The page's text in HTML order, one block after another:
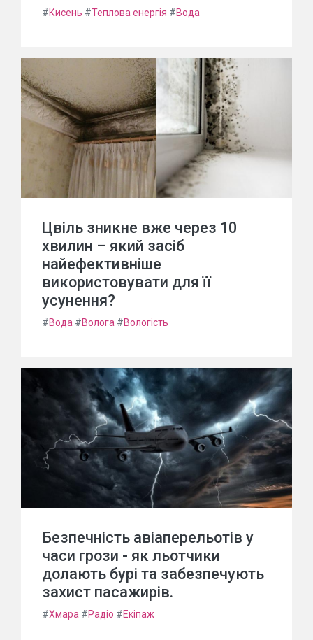
#Кисень #Теплова енергія #Вода
Цвіль зникне вже через 10
хвилин – який засіб
найефективніше
використовувати для її
усунення?
#Вода #Волога #Вологість
Безпечність авіаперельотів у
часи грози - як льотчики
долають бурі та забезпечують
захист пасажирів.
#Хмара #Радіо #Екіпаж